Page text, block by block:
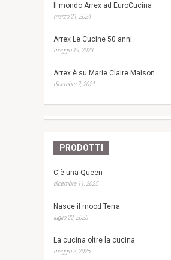
Il mondo Arrex ad EuroCucina
marzo 21, 2024
Arrex Le Cucine 50 anni
maggio 19, 2023
Arrex è su Marie Claire Maison
dicembre 2, 2021
PRODOTTI
C'è una Queen
dicembre 11, 2025
Nasce il mood Terra
luglio 22, 2025
La cucina oltre la cucina
maggio 2, 2025